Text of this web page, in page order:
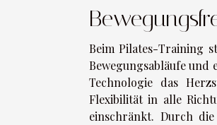
Beim Pilates-Training
Bewegungsabläufe und
Technologie das
Flexibilität in alle
einschränkt. Durch